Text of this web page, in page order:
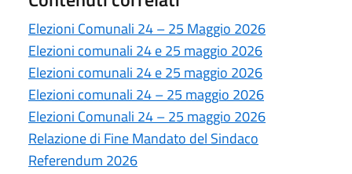
Elezioni Comunali 24 – 25 Maggio 2026
Elezioni comunali 24 e 25 maggio 2026
Elezioni comunali 24 e 25 maggio 2026
Elezioni comunali 24 – 25 maggio 2026
Elezioni Comunali 24 – 25 maggio 2026
Relazione di Fine Mandato del Sindaco
Referendum 2026